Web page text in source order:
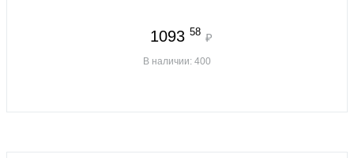
1093 58 ₽
В наличии: 400